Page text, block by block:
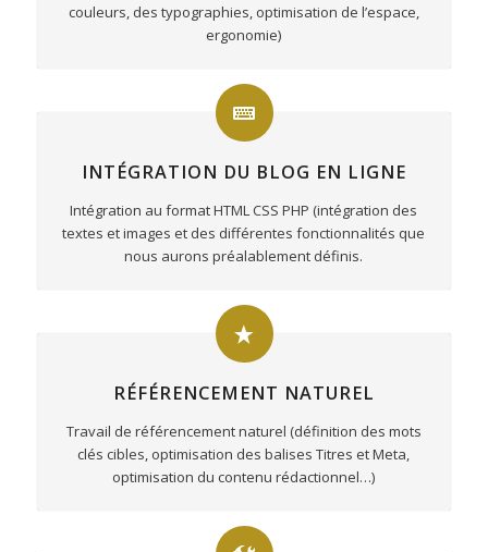
couleurs, des typographies, optimisation de l’espace,
ergonomie)
INTÉGRATION DU BLOG EN LIGNE
Intégration au format HTML CSS PHP (intégration des
textes et images et des différentes fonctionnalités que
nous aurons préalablement définis.
RÉFÉRENCEMENT NATUREL
Travail de référencement naturel (définition des mots
clés cibles, optimisation des balises Titres et Meta,
optimisation du contenu rédactionnel…)